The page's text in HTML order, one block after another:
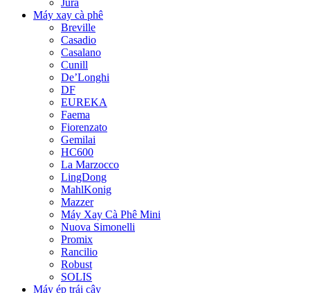
Jura
Máy xay cà phê
Breville
Casadio
Casalano
Cunill
De’Longhi
DF
EUREKA
Faema
Fiorenzato
Gemilai
HC600
La Marzocco
LingDong
MahlKonig
Mazzer
Máy Xay Cà Phê Mini
Nuova Simonelli
Promix
Rancilio
Robust
SOLIS
Máy ép trái cây